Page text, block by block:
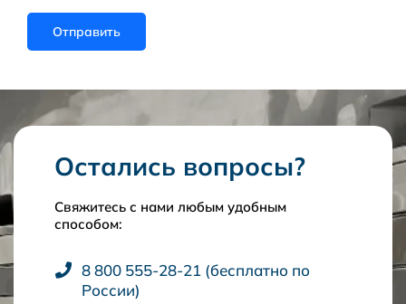
Остались вопросы?
Свяжитесь с нами любым удобным
способом:
8 800 555-28-21 (бесплатно по
России)